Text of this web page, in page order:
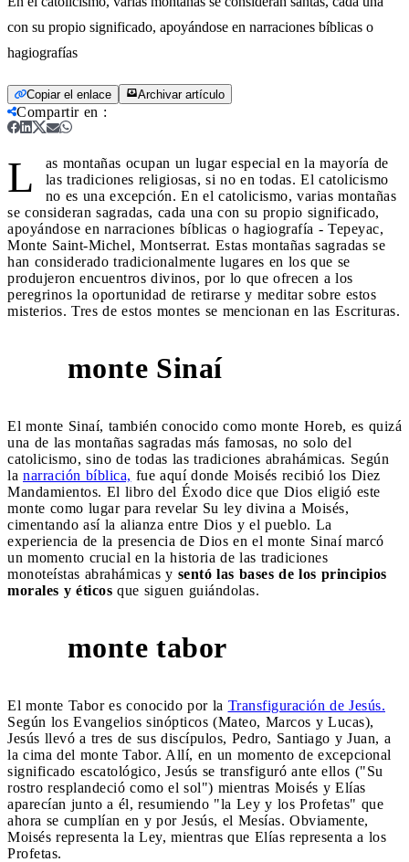
con su propio significado, apoyándose en narraciones bíblicas o
hagiografías
Copiar el enlace Archivar artículo
Compartir en :
L
as montañas ocupan un lugar especial en la mayoría de
las tradiciones religiosas, si no en todas. El catolicismo
no es una excepción. En el catolicismo, varias montañas
se consideran sagradas, cada una con su propio significado,
apoyándose en narraciones bíblicas o hagiografía - Tepeyac,
Monte Saint-Michel, Montserrat. Estas montañas sagradas se
han considerado tradicionalmente lugares en los que se
produjeron encuentros divinos, por lo que ofrecen a los
peregrinos la oportunidad de retirarse y meditar sobre estos
misterios. Tres de estos montes se mencionan en las Escrituras.
monte Sinaí
El monte Sinaí, también conocido como monte Horeb, es quizá
una de las montañas sagradas más famosas, no solo del
catolicismo, sino de todas las tradiciones abrahámicas. Según
la narración bíblica, fue aquí donde Moisés recibió los Diez
Mandamientos. El libro del Éxodo dice que Dios eligió este
monte como lugar para revelar Su ley divina a Moisés,
cimentando así la alianza entre Dios y el pueblo. La
experiencia de la presencia de Dios en el monte Sinaí marcó
un momento crucial en la historia de las tradiciones
monoteístas abrahámicas y sentó las bases de los principios
morales y éticos que siguen guiándolas.
monte tabor
El monte Tabor es conocido por la Transfiguración de Jesús.
Según los Evangelios sinópticos (Mateo, Marcos y Lucas),
Jesús llevó a tres de sus discípulos, Pedro, Santiago y Juan, a
la cima del monte Tabor. Allí, en un momento de excepcional
significado escatológico, Jesús se transfiguró ante ellos ("Su
rostro resplandeció como el sol") mientras Moisés y Elías
aparecían junto a él, resumiendo "la Ley y los Profetas" que
ahora se cumplían en y por Jesús, el Mesías. Obviamente,
Moisés representa la Ley, mientras que Elías representa a los
Profetas.